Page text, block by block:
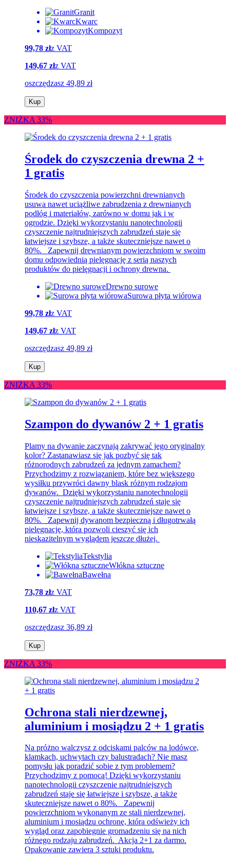
Granit
Kwarc
Kompozyt
99,78 złz VAT
149,67 złz VAT
oszczędzasz 49,89 zł
Kup
ZNIŻKA 33%
Środek do czyszczenia drewna 2 +
1 gratis
Środek do czyszczenia powierzchni drewnianych
usuwa nawet uciążliwe zabrudzenia z drewnianych
podłóg i materiałów, zarówno w domu jak i w
ogrodzie. Dzięki wykorzystaniu nanotechnologii
czyszczenie najtrudniejszych zabrudzeń staje się
łatwiejsze i szybsze, a także skuteczniejsze nawet o
80%. Zapewnij drewnianym powierzchniom w swoim
domu odpowiednią pielęgnację z serią naszych
produktów do pielęgnacji i ochrony drewna.
Drewno surowe
Surowa płyta wiórowa
99,78 złz VAT
149,67 złz VAT
oszczędzasz 49,89 zł
Kup
ZNIŻKA 33%
Szampon do dywanów 2 + 1 gratis
Plamy na dywanie zaczynają zakrywać jego oryginalny
kolor? Zastanawiasz się jak pozbyć się tak
różnorodnych zabrudzeń za jednym zamachem?
Przychodzimy z rozwiązaniem, które bez większego
wysiłku przywróci dawny blask różnym rodzajom
dywanów. Dzięki wykorzystaniu nanotechnologii
czyszczenie najtrudniejszych zabrudzeń staje się
łatwiejsze i szybsze, a także skuteczniejsze nawet o
80%. Zapewnij dywanom bezpieczną i długotrwałą
pielęgnację, która pozwoli cieszyć się ich
nieskazitelnym wyglądem jeszcze dłużej.
Tekstylia
Włókna sztuczne
Bawełna
73,78 złz VAT
110,67 złz VAT
oszczędzasz 36,89 zł
Kup
ZNIŻKA 33%
Ochrona stali nierdzewnej,
aluminium i mosiądzu 2 + 1 gratis
Na próżno walczysz z odciskami palców na lodówce,
klamkach, uchwytach czy balustradach? Nie masz
pomysłu jak poradzić sobie z tym problemem?
Przychodzimy z pomocą! Dzięki wykorzystaniu
nanotechnologii czyszczenie najtrudniejszych
zabrudzeń staje się łatwiejsze i szybsze, a także
skuteczniejsze nawet o 80%. Zapewnij
powierzchniom wykonanym ze stali nierdzewnej,
aluminium i mosiądzu ochronę, która odświeży ich
wygląd oraz zapobiegnie gromadzeniu się na nich
różnego rodzaju zabrudzeń. Akcja 2+1 za darmo.
Opakowanie zawiera 3 sztuki produktu.